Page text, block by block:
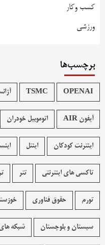
کسب وکار
ورزشی
برچسب‌ها
OPENAI
TSMC
آیفون AIR اتوموبیل خودران
اینترنت کودکان اینتل
تاکسی های اینترنتی تتر
تورم حقوق فناوری
سیستان و بلوچستان شبکه